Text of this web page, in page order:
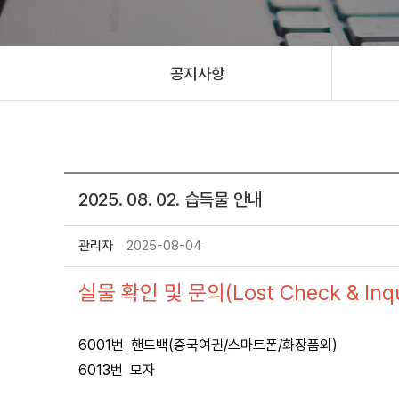
공지사항
2025. 08. 02. 습득물 안내
관리자 2025-08-04
실물 확인 및 문의(Lost Check &
6001번 핸드백(중국여권/스마트폰/화장품외)
6013번 모자